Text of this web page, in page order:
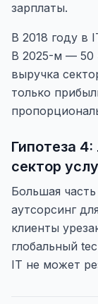
зарплаты.
В 2018 году в
В 2025-м — 50
выручка
только
Гипотеза
сектор
Большая
аутсорсинг
клиенты
глобальный
IT не может